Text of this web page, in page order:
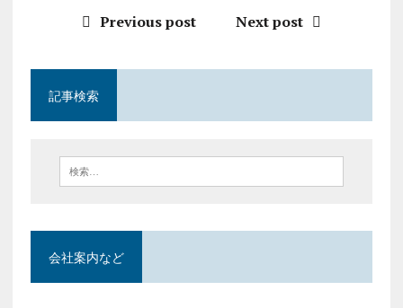
Previous post Next post
記事検索
会社案内など